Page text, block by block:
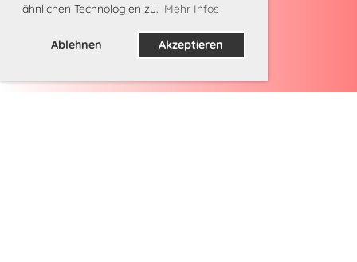
ähnlichen Technologien zu. Mehr Infos
Ablehnen Akzeptieren